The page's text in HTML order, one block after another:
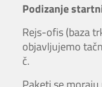
Podizanje
Rejs-ofis (baza
objavljujemo
č.